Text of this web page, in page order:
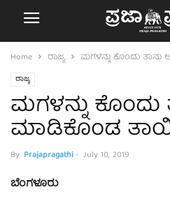
Home ರಾಜ್ಯ ಮಗಳನ್ನು ಕೊಂದು
ರಾಜ್ಯ
ಮಗಳನ್ನು ಕೊಂದು
ಮಾಡಿಕೊಂಡ
By Prajapragathi- July 10, 2019
ಬೆಂಗಳೂರು